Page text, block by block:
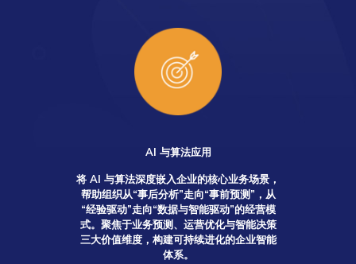
AI 与算法应用
将 AI 与算法深度嵌入企业的核心业务场景，
帮助组织从“事后分析”走向“事前预测”，从
“经验驱动”走向“数据与智能驱动”的经营模
式。 聚焦于业务预测、运营优化与智能决策
三大价值维度，构建可持续进化的企业智能
体系。